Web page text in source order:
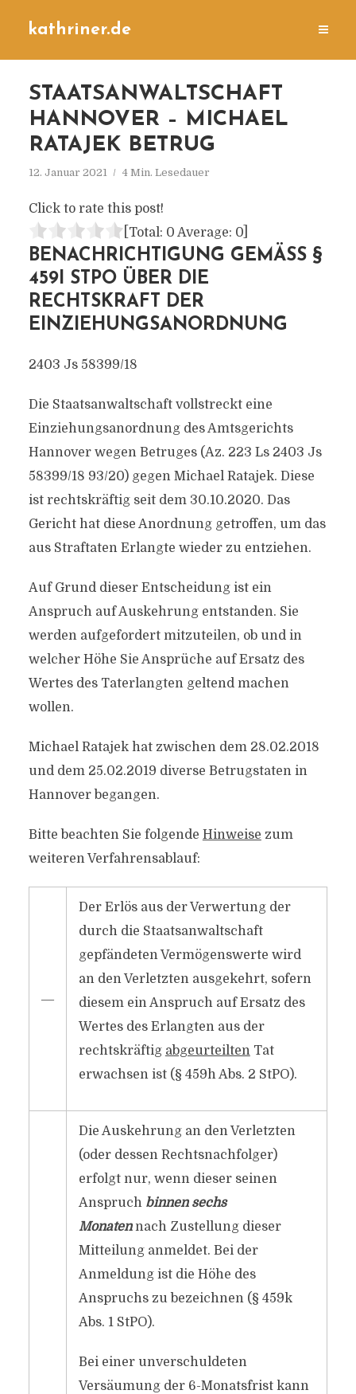
kathriner.de
STAATSANWALTSCHAFT
HANNOVER – MICHAEL
RATAJEK BETRUG
12. Januar 2021 4 Min. Lesedauer
Click to rate this post!
[Total: 0 Average: 0]
BENACHRICHTIGUNG GEMÄSS § 4
59I STPO ÜBER DIE R
ECHTSKRAFT DER E
INZIEHUNGSANORDNUNG
2403 Js 58399/​18
Die Staatsanwaltschaft vollstreckt eine
Einziehungsanordnung des Amtsgerichts
Hannover wegen Betruges (Az. 223 Ls 2403 Js
58399/​18 93/​20) gegen Michael Ratajek. Diese
ist rechtskräftig seit dem 30.10.2020. Das
Gericht hat diese Anordnung getroffen, um das
aus Straftaten Erlangte wieder zu entziehen.
Auf Grund dieser Entscheidung ist ein
Anspruch auf Auskehrung entstanden. Sie
werden aufgefordert mitzuteilen, ob und in
welcher Höhe Sie Ansprüche auf Ersatz des
Wertes des Taterlangten geltend machen
wollen.
Michael Ratajek hat zwischen dem 28.02.2018
und dem 25.02.2019 diverse Betrugstaten in
Hannover begangen.
Bitte beachten Sie folgende Hinweise zum
weiteren Verfahrensablauf:
―
Der Erlös aus der Verwertung der
durch die Staatsanwaltschaft
gepfändeten Vermögenswerte wird
an den Verletzten ausgekehrt, sofern
diesem ein Anspruch auf Ersatz des
Wertes des Erlangten aus der
rechtskräftig abgeurteiltenTat
erwachsen ist (§ 459h Abs. 2 StPO).
Die Auskehrung an den Verletzten
(oder dessen Rechtsnachfolger)
erfolgt nur, wenn dieser seinen
Anspruch binnen sechs
Monatennach Zustellung dieser
Mitteilung anmeldet. Bei der
Anmeldung ist die Höhe des
Anspruchs zu bezeichnen (§ 459k
Abs. 1 StPO).
Bei einer unverschuldeten
Versäumung der 6-Monatsfrist kann